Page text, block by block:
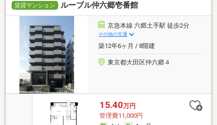
賃貸マンション ルーブル仲六郷壱番館
京急本線 六郷土手駅 徒歩2分
その他の交通
築12年6ヶ月 / 8階建
東京都大田区仲六郷４
15.40万円
管理費11,000円